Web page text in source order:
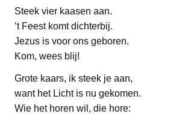
Steek vier kaasen aan.
’t Feest komt dichterbij.
Jezus is voor ons geboren.
Kom, wees blij!
Grote kaars, ik steek je aan,
want het Licht is nu gekomen.
Wie het horen wil, die hore: